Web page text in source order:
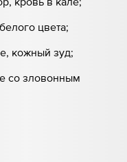
цвета;
кожный зуд;
со зловонным